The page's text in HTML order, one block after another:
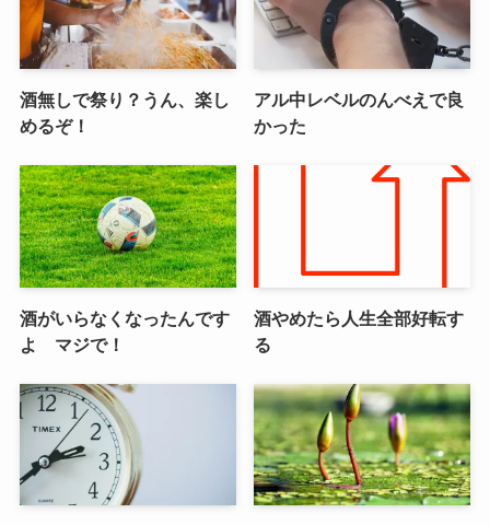
酒無しで祭り？うん、楽し
めるぞ！
アル中レベルのんべえで良
かった
酒がいらなくなったんです
よ マジで！
酒やめたら人生全部好転す
る